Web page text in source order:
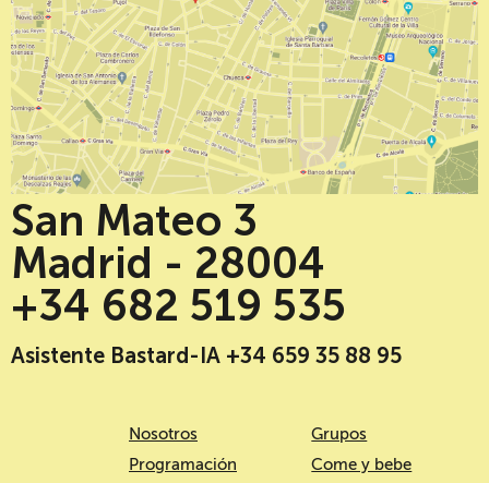
San Mateo 3
Madrid - 28004
+34 682 519 535
Asistente Bastard-IA +34 659 35 88 95
Nosotros
Programación
Grupos
Come y bebe